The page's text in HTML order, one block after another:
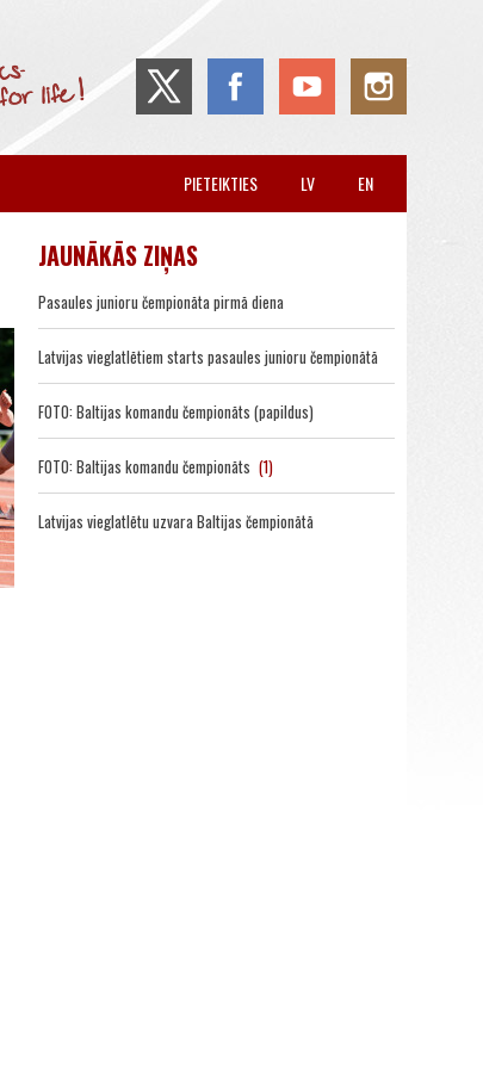
EN
LV
PIETEIKTIES
JAUNĀKĀS ZIŅAS
Pasaules junioru čempionāta pirmā diena
Latvijas vieglatlētiem starts pasaules junioru čempionātā
FOTO: Baltijas komandu čempionāts (papildus)
FOTO: Baltijas komandu čempionāts (1)
Latvijas vieglatlētu uzvara Baltijas čempionātā